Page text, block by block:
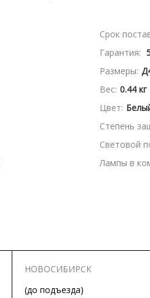
Срок
Гарантия:
Размеры:
Вес: 0.44 кг
Цвет:
Степень
Световой
Лампы в
НОВОСИБИРСК
(до подъезда)